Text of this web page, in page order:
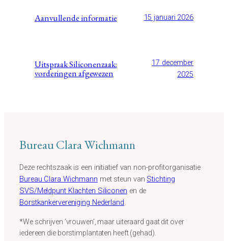
Aanvullende informatie 15 januari 2026
Uitspraak Siliconenzaak:
vorderingen afgewezen
17 december
2025
Bureau Clara Wichmann
Deze rechtszaak is een initiatief van non-profitorganisatie
Bureau Clara Wichmann met steun van Stichting
SVS/Meldpunt Klachten Siliconen en de
Borstkankervereniging Nederland.
*We schrijven ‘vrouwen’, maar uiteraard gaat dit over
iedereen die borstimplantaten heeft (gehad).